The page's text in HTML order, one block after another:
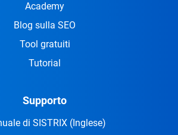
Academy
Blog sulla SEO
Tool gratuiti
Tutorial
Supporto
di SISTRIX (Inglese)